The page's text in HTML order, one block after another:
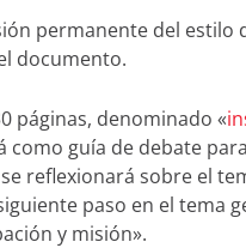
permanente del
documento.
páginas, denominado «
como guía de debate
reflexionará sobre el
paso en el tema
y misión».